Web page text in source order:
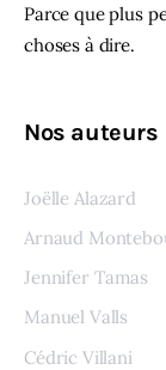
Parce que plus
choses à dire.
Nos auteurs
Joëlle Alazard
Arnaud
Jennifer Tamas
Manuel Valls
Cédric Villani